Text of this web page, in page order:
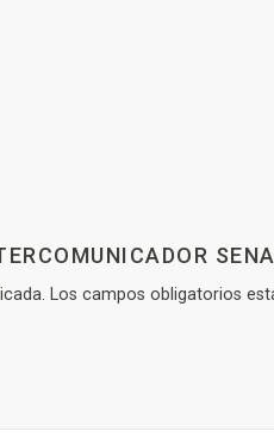
Los campos obligatorios